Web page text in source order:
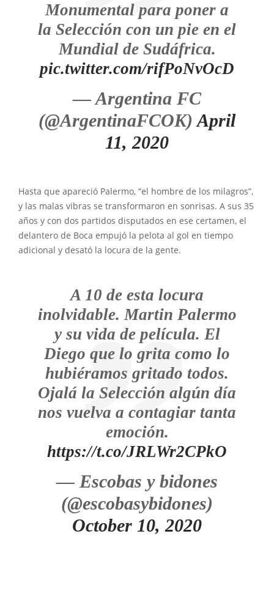
Monumental para poner a
la Selección con un pie en el
Mundial de Sudáfrica.
pic.twitter.com/rifPoNvOcD
— Argentina FC
(@ArgentinaFCOK)April
11, 2020
Hasta que apareció Palermo, “el hombre de los milagros”,
y las malas vibras se transformaron en sonrisas. A sus 35
años y con dos partidos disputados en ese certamen, el
delantero de Boca empujó la pelota al gol en tiempo
adicional y desató la locura de la gente.
A 10 de esta locura
inolvidable. Martin Palermo
y su vida de película. El
Diego que lo grita como lo
hubiéramos gritado todos.
Ojalá la Selección algún día
nos vuelva a contagiar tanta
emoción.
https://t.co/JRLWr2CPkO
— Escobas y bidones
(@escobasybidones)
October 10, 2020